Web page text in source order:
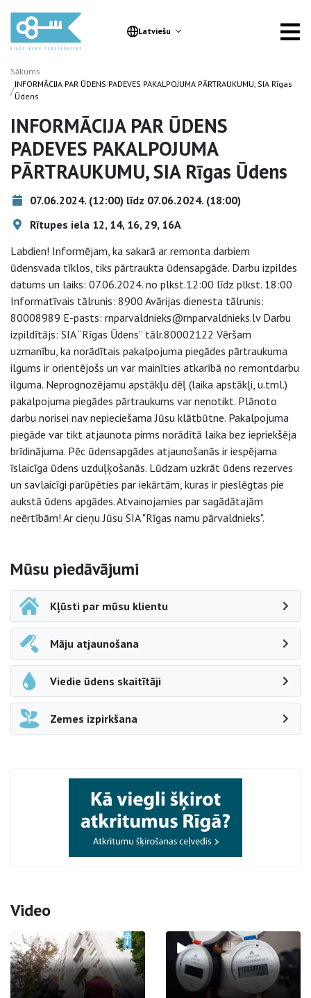
Latviešu
Sākums
/INFORMĀCIJA PAR ŪDENS PADEVES PAKALPOJUMA PĀRTRAUKUMU, SIA Rīgas
Ūdens
INFORMĀCIJA PAR ŪDENS
PADEVES PAKALPOJUMA
PĀRTRAUKUMU, SIA Rīgas Ūdens
07.06.2024. (12:00) līdz 07.06.2024. (18:00)
Rītupes iela 12, 14, 16, 29, 16A
Labdien! Informējam, ka sakarā ar remonta darbiem
ūdensvada tīklos, tiks pārtraukta ūdensapgāde. Darbu izpildes
datums un laiks: 07.06.2024. no plkst.12:00 līdz plkst. 18:00
Informatīvais tālrunis: 8900 Avārijas dienesta tālrunis:
80008989 E-pasts: rnparvaldnieks@rnparvaldnieks.lv Darbu
izpildītājs: SIA “Rīgas Ūdens” tālr.80002122 Vēršam
uzmanību, ka norādītais pakalpojuma piegādes pārtraukuma
ilgums ir orientējošs un var mainīties atkarībā no remontdarbu
ilguma. Neprognozējamu apstākļu dēļ (laika apstākļi, u.tml.)
pakalpojuma piegādes pārtraukums var nenotikt. Plānoto
darbu norisei nav nepieciešama Jūsu klātbūtne. Pakalpojuma
piegāde var tikt atjaunota pirms norādītā laika bez iepriekšēja
brīdinājuma. Pēc ūdensapgādes atjaunošanās ir iespējama
īslaicīga ūdens uzduļķošanās. Lūdzam uzkrāt ūdens rezerves
un savlaicīgi parūpēties par iekārtām, kuras ir pieslēgtas pie
aukstā ūdens apgādes. Atvainojamies par sagādātajām
neērtībām! Ar cieņu Jūsu SIA "Rīgas namu pārvaldnieks".
Sāna navigācija
Mūsu piedāvājumi
Kļūsti par mūsu klientu
Māju atjaunošana
Viedie ūdens skaitītāji
Zemes izpirkšana
Video